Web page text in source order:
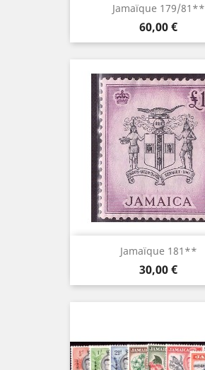
Jamaïque 179/81**
Prix
60,00 €
Jamaïque 181**
Prix
30,00 €